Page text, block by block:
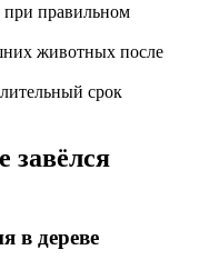
при правильном
животных после
срок
завёлся
в дереве